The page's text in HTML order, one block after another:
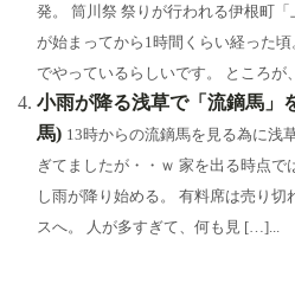
発。 筒川祭 祭りが行われる伊根町
が始まってから1時間くらい経った
でやっているらしいです。 ところが
小雨が降る浅草で「流鏑馬」
馬) 13時からの流鏑馬を見る為に浅
ぎてましたが・・ｗ 家を出る時点
し雨が降り始める。 有料席は売り
スへ。 人が多すぎて、何も見 […]...